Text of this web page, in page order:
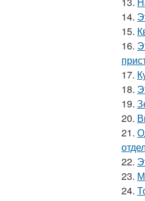
14.
15.
16.
17.
18.
19.
20.
21.
22.
23.
24.